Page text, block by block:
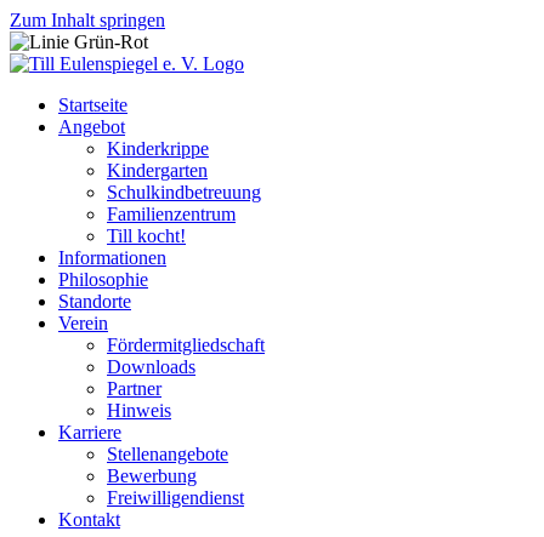
Zum Inhalt springen
Startseite
Angebot
Kinderkrippe
Kindergarten
Schulkindbetreuung
Familienzentrum
Till kocht!
Informationen
Philosophie
Standorte
Verein
Fördermitgliedschaft
Downloads
Partner
Hinweis
Karriere
Stellenangebote
Bewerbung
Freiwilligendienst
Kontakt